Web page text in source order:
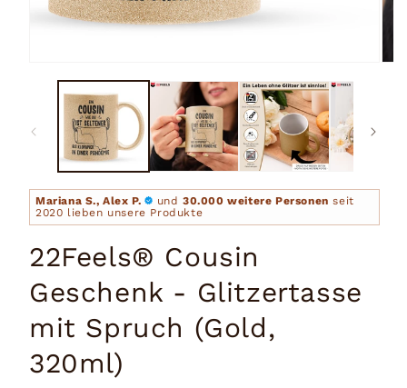
Mariana S., Alex P. und 30.000 weitere Personen seit
2020 lieben unsere Produkte
22Feels® Cousin
Geschenk - Glitzertasse
mit Spruch (Gold,
320ml)